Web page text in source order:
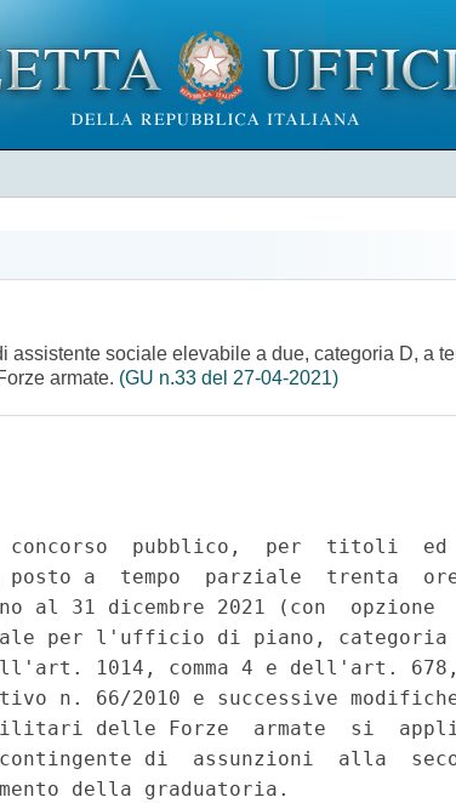
sociale elevabile a due, categoria D, a
armate. (GU n.33 del 27-04-2021)